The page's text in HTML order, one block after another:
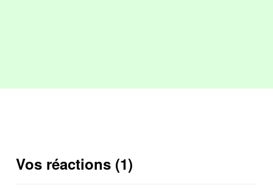
Vos réactions (1)